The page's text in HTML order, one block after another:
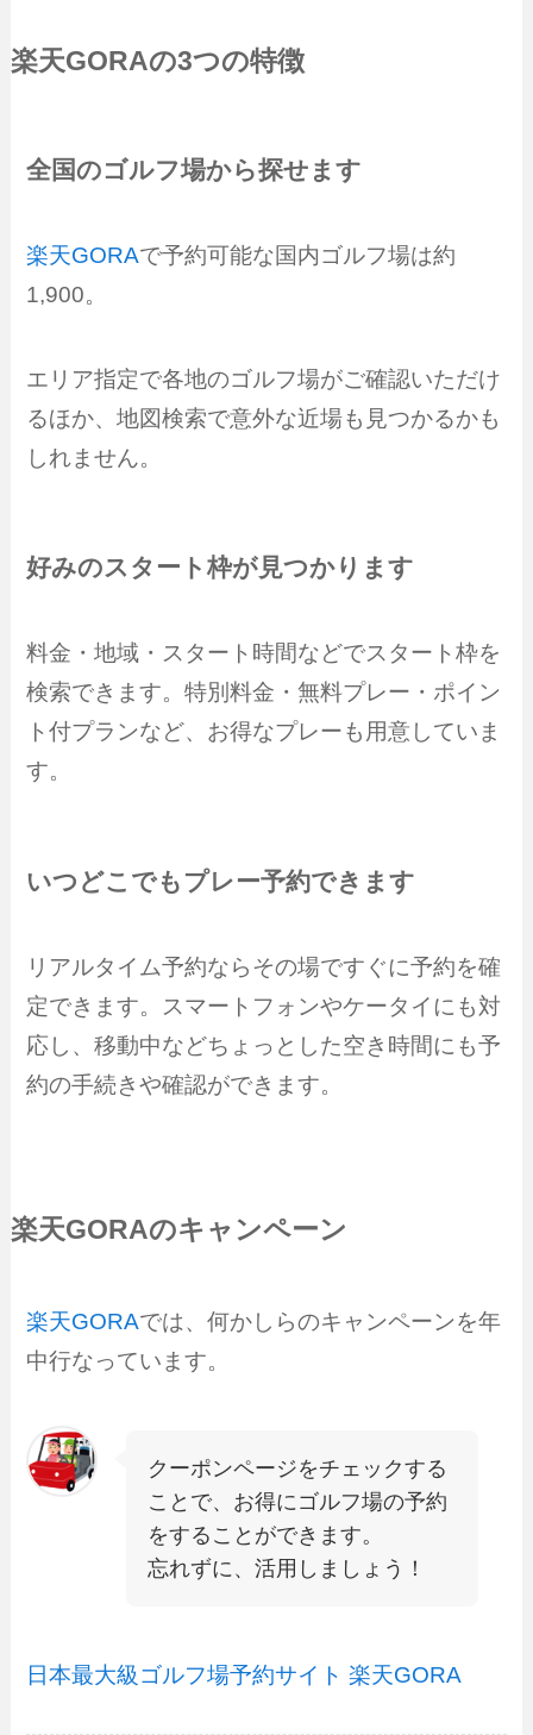
楽天GORAの3つの特徴
全国のゴルフ場から探せます
楽天GORAで予約可能な国内ゴルフ場は約
1,900。
エリア指定で各地のゴルフ場がご確認いただけ
るほか、地図検索で意外な近場も見つかるかも
しれません。
好みのスタート枠が見つかります
料金・地域・スタート時間などでスタート枠を
検索できます。特別料金・無料プレー・ポイン
ト付プランなど、お得なプレーも用意していま
す。
いつどこでもプレー予約できます
リアルタイム予約ならその場ですぐに予約を確
定できます。スマートフォンやケータイにも対
応し、移動中などちょっとした空き時間にも予
約の手続きや確認ができます。
楽天GORAのキャンペーン
楽天GORAでは、何かしらのキャンペーンを年
中行なっています。
クーポンページをチェックする
ことで、お得にゴルフ場の予約
をすることができます。
忘れずに、活用しましょう！
日本最大級ゴルフ場予約サイト 楽天GORA